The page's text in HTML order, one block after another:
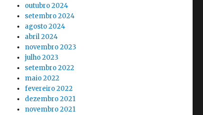
outubro 2024
setembro 2024
agosto 2024
abril 2024
novembro 2023
julho 2023
setembro 2022
maio 2022
fevereiro 2022
dezembro 2021
novembro 2021